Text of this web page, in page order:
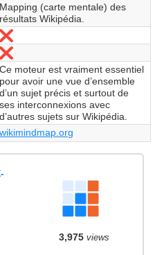
Mapping (carte mentale) des
résultats Wikipédia.
Nein
Nein
Ce moteur est vraiment essentiel
pour avoir une vue d’ensemble
d’un sujet précis et surtout de
ses interconnexions avec
d’autres sujets sur Wikipédia.
wikimindmap.org
3,975views